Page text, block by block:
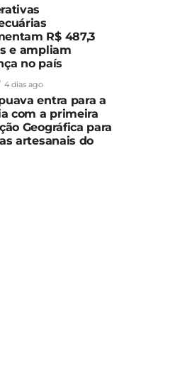
R$ 487,3
e ampliam
no país
4 dias ago
entra para a
com a primeira
Geográfica para
artesanais do